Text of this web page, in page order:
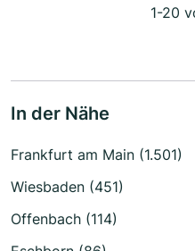
1-20
In der Nähe
Frankfurt am Main (1.501)
Wiesbaden (451)
Offenbach (114)